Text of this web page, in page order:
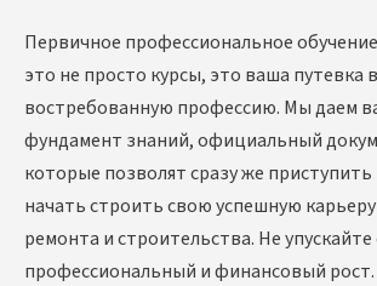
Первичное профессиональное
это не просто курсы, это ваша путевка
востребованную профессию. Мы даем
фундамент знаний, официальный
которые позволят сразу же приступить
начать строить свою успешную
ремонта и строительства. Не
профессиональный и финансовый рост.